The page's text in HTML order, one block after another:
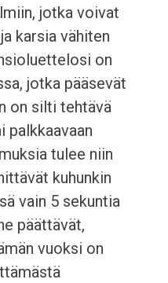
jotka voivat
karsia vähiten
on
jotka pääsevät
on silti tehtävä
palkkaavaan
tulee niin
kuhunkin
vain 5 sekuntia
päättävät,
vuoksi on